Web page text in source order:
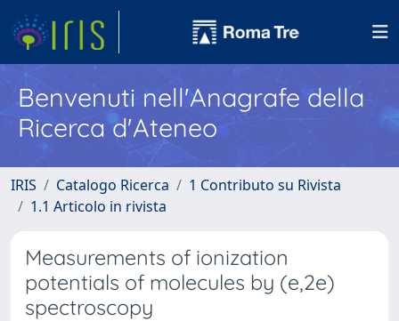
Benvenuti nell'Anagrafe della
Ricerca d'Ateneo
IRIS Catalogo Ricerca
1 Contributo su Rivista
1.1 Articolo in rivista
Measurements of ionization
potentials of molecules by (e,2e)
spectroscopy